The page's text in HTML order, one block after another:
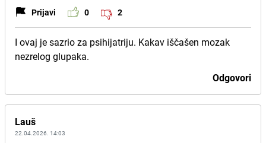
Prijavi 0 2
I ovaj je sazrio za psihijatriju. Kakav iščašen mozak
nezrelog glupaka.
Odgovori
Lauš
22.04.2026. 14:03